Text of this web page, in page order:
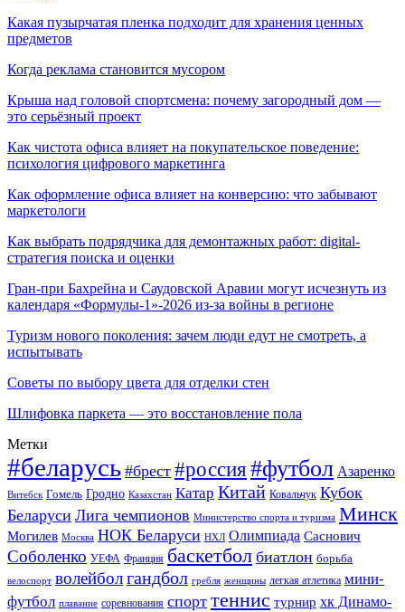
Какая пузырчатая пленка подходит для хранения ценных
предметов
Когда реклама становится мусором
Крыша над головой спортсмена: почему загородный дом —
это серьёзный проект
Как чистота офиса влияет на покупательское поведение:
психология цифрового маркетинга
Как оформление офиса влияет на конверсию: что забывают
маркетологи
Как выбрать подрядчика для демонтажных работ: digital-
стратегия поиска и оценки
Гран-при Бахрейна и Саудовской Аравии могут исчезнуть из
календаря «Формулы-1»-2026 из-за войны в регионе
Туризм нового поколения: зачем люди едут не смотреть, а
испытывать
Советы по выбору цвета для отделки стен
Шлифовка паркета — это восстановление пола
Метки
#беларусь #брест #россия#футбол Азаренко
Витебск Гомель Гродно Казахстан Катар Китай Ковальчук Кубок
Беларуси Лига чемпионов Министерство спорта и туризма Минск
Могилев Москва НОК Беларуси НХЛ Олимпиада Саснович
Соболенко УЕФА Франция баскетбол биатлон борьба
велоспорт волейболгандбол гребля женщины легкая атлетика мини-
футбол плавание соревнования спорт теннис турнир хк Динамо-